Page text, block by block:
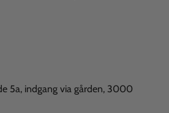
5a, indgang via gården, 3000